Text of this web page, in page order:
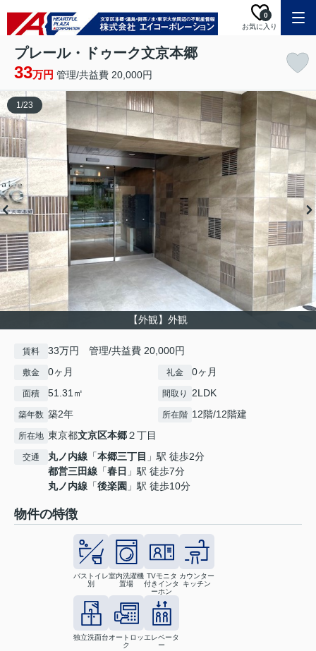
お気に入り
0
プレール・ドゥーク文京本郷
33万円 管理/共益費 20,000円
【外観】外観
1/23
賃料 33万円 管理/共益費 20,000円
敷金 0ヶ月 礼金 0ヶ月
面積 51.31㎡ 間取り 2LDK
築年数 築2年 所在階 12階/12階建
所在地 東京都文京区本郷２丁目
交通 丸ノ内線 「本郷三丁目 」駅 徒歩2分
都営三田線 「春日 」駅 徒歩7分
丸ノ内線 「後楽園 」駅 徒歩10分
物件の特徴
バストイレ
別
室内洗濯機
置場
TVモニタ
付きインタ
ーホン
カウンター
キッチン
独立洗面台オートロッ
ク
エレベータ
ー